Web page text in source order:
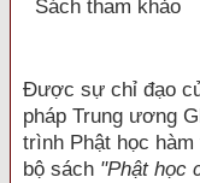
Sách tham khảo
Ðược sự chỉ đạo
pháp Trung ương
trình Phật học
bộ sách "Phật học